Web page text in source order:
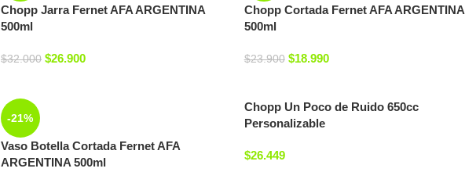
Chopp Jarra Fernet AFA ARGENTINA
500ml
$32.000 $26.900
Chopp Cortada Fernet AFA ARGENTINA
500ml
$23.900 $18.990
-21%
Vaso Botella Cortada Fernet AFA
ARGENTINA 500ml
Chopp Un Poco de Ruido 650cc
Personalizable
$26.449